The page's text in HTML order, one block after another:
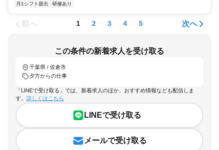
月1シフト提出
研修あり
前へ 1 2 3 4 5 次へ
この条件の新着求人を受け取る
千葉県 / 佐倉市
夕方からの仕事
「LINEで受け取る」では、新着求人のほか、おすすめ情報なども配信しま
す。 詳しくはこちら
LINEで受け取る
メールで受け取る